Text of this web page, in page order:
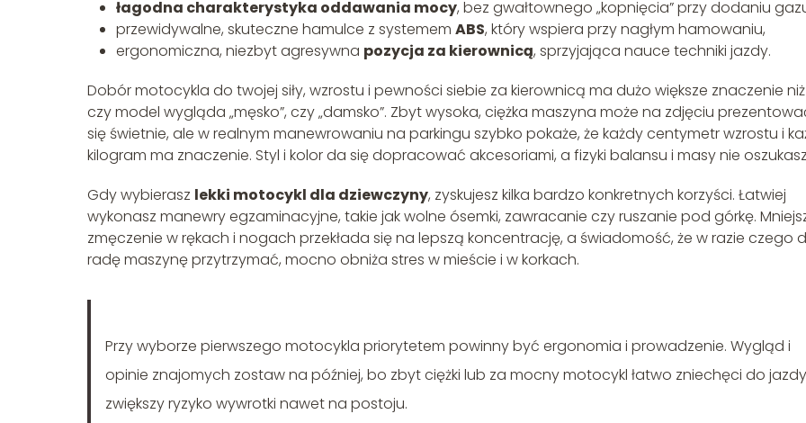
łagodna charakterystyka oddawania mocy, bez gwałtownego „kopnięcia” przy dodaniu
przewidywalne, skuteczne hamulce z systemem ABS, który wspiera przy nagłym hamowaniu,
ergonomiczna, niezbyt agresywna pozycja za kierownicą, sprzyjająca nauce techniki jazdy.
Dobór motocykla do twojej siły, wzrostu i pewności siebie za kierownicą ma dużo większe znaczenie
czy model wygląda „męsko”, czy „damsko”. Zbyt wysoka, ciężka maszyna może na zdjęciu
się świetnie, ale w realnym manewrowaniu na parkingu szybko pokaże, że każdy centymetr wzrostu i
kilogram ma znaczenie. Styl i kolor da się dopracować akcesoriami, a fizyki balansu i masy nie
Gdy wybierasz lekki motocykl dla dziewczyny, zyskujesz kilka bardzo konkretnych korzyści. Łatwiej
wykonasz manewry egzaminacyjne, takie jak wolne ósemki, zawracanie czy ruszanie pod górkę.
zmęczenie w rękach i nogach przekłada się na lepszą koncentrację, a świadomość, że w razie czego
radę maszynę przytrzymać, mocno obniża stres w mieście i w korkach.
Przy wyborze pierwszego motocykla priorytetem powinny być ergonomia i prowadzenie. Wygląd i
opinie znajomych zostaw na później, bo zbyt ciężki lub za mocny motocykl łatwo zniechęci do
zwiększy ryzyko wywrotki nawet na postoju.